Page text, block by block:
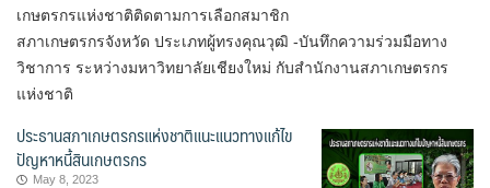
เกษตรกรแห่งชาติติดตามการเลือกสมาชิก
สภาเกษตรกรจังหวัด ประเภทผู้ทรงคุณวุฒิ -บันทึกความร่วมมือทาง
วิชาการ ระหว่างมหาวิทยาลัยเชียงใหม่ กับสำนักงานสภาเกษตรกร
แห่งชาติ
ประธานสภาเกษตรกรแห่งชาติแนะแนวทางแก้ไข
ปัญหาหนี้สินเกษตรกร
May 8, 2023